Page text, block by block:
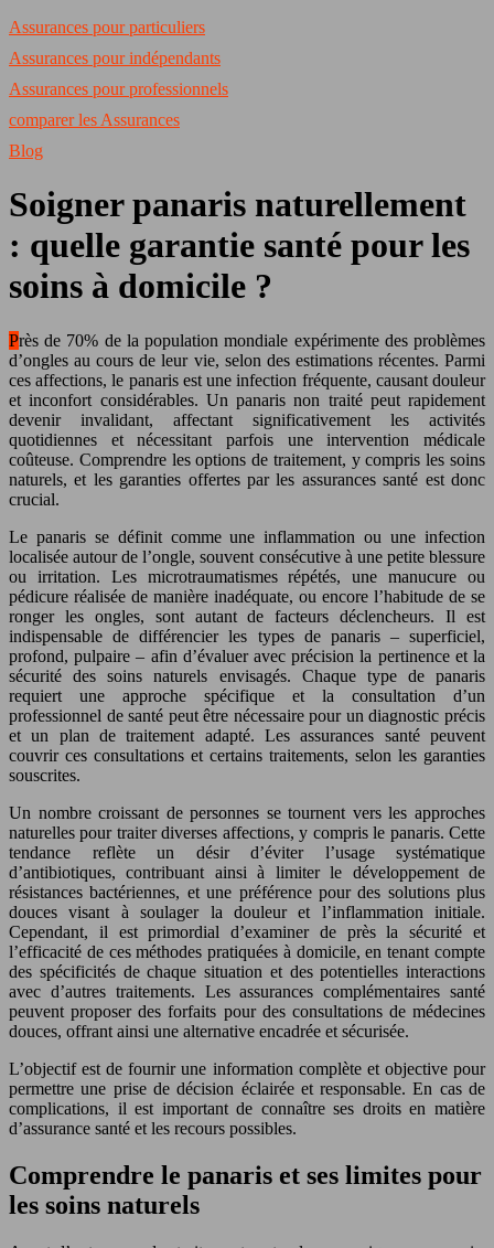
Assurances pour particuliers
Assurances pour indépendants
Assurances pour professionnels
comparer les Assurances
Blog
Soigner panaris naturellement
: quelle garantie santé pour les
soins à domicile ?
Près de 70% de la population mondiale expérimente des problèmes
d’ongles au cours de leur vie, selon des estimations récentes. Parmi
ces affections, le panaris est une infection fréquente, causant douleur
et inconfort considérables. Un panaris non traité peut rapidement
devenir invalidant, affectant significativement les activités
quotidiennes et nécessitant parfois une intervention médicale
coûteuse. Comprendre les options de traitement, y compris les soins
naturels, et les garanties offertes par les assurances santé est donc
crucial.
Le panaris se définit comme une inflammation ou une infection
localisée autour de l’ongle, souvent consécutive à une petite blessure
ou irritation. Les microtraumatismes répétés, une manucure ou
pédicure réalisée de manière inadéquate, ou encore l’habitude de se
ronger les ongles, sont autant de facteurs déclencheurs. Il est
indispensable de différencier les types de panaris – superficiel,
profond, pulpaire – afin d’évaluer avec précision la pertinence et la
sécurité des soins naturels envisagés. Chaque type de panaris
requiert une approche spécifique et la consultation d’un
professionnel de santé peut être nécessaire pour un diagnostic précis
et un plan de traitement adapté. Les assurances santé peuvent
couvrir ces consultations et certains traitements, selon les garanties
souscrites.
Un nombre croissant de personnes se tournent vers les approches
naturelles pour traiter diverses affections, y compris le panaris. Cette
tendance reflète un désir d’éviter l’usage systématique
d’antibiotiques, contribuant ainsi à limiter le développement de
résistances bactériennes, et une préférence pour des solutions plus
douces visant à soulager la douleur et l’inflammation initiale.
Cependant, il est primordial d’examiner de près la sécurité et
l’efficacité de ces méthodes pratiquées à domicile, en tenant compte
des spécificités de chaque situation et des potentielles interactions
avec d’autres traitements. Les assurances complémentaires santé
peuvent proposer des forfaits pour des consultations de médecines
douces, offrant ainsi une alternative encadrée et sécurisée.
L’objectif est de fournir une information complète et objective pour
permettre une prise de décision éclairée et responsable. En cas de
complications, il est important de connaître ses droits en matière
d’assurance santé et les recours possibles.
Comprendre le panaris et ses limites pour
les soins naturels